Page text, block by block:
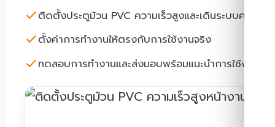
ติดตั้งประตูม้วน PVC ความเร็วสูงและเดินระบบควบคุมอ
ตั้งค่าการทำงานให้ตรงกับการใช้งานจริง
ทดสอบการทำงานและส่งมอบพร้อมแนะนำการใช้งาน